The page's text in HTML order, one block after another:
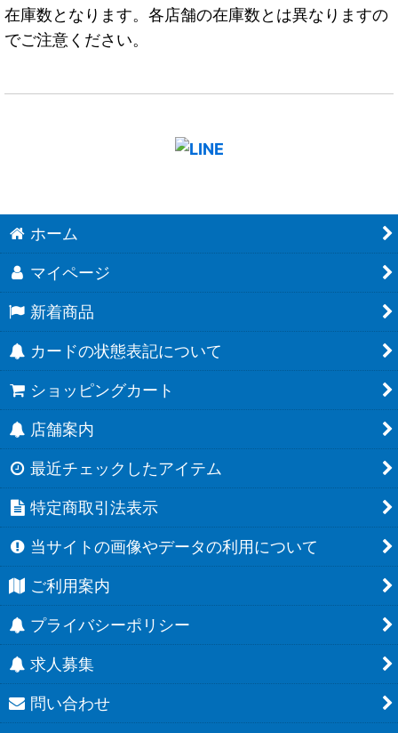
在庫数となります。各店舗の在庫数とは異なりますの
でご注意ください。
ホーム
マイページ
新着商品
カードの状態表記について
ショッピングカート
店舗案内
最近チェックしたアイテム
特定商取引法表示
当サイトの画像やデータの利用について
ご利用案内
プライバシーポリシー
求人募集
問い合わせ